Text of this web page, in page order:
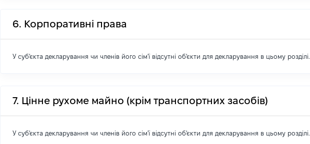
6. Корпоративні права
У суб'єкта декларування чи членів його сім'ї відсутні об'єкти для декларування в цьому розділі.
7. Цінне рухоме майно (крім транспортних засобів)
У суб'єкта декларування чи членів його сім'ї відсутні об'єкти для декларування в цьому розділі.